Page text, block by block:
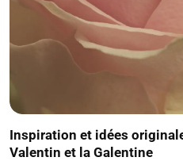
Inspiration et idées
Valentin et la Galentine